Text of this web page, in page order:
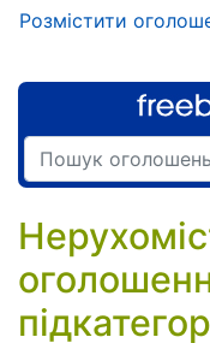
Розмістити